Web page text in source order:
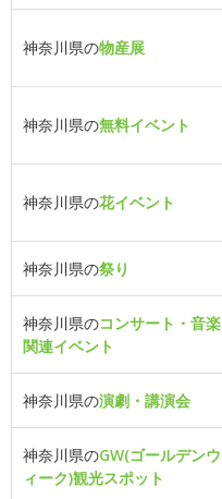
神奈川県の物産展
神奈川県の無料イベント
神奈川県の花イベント
神奈川県の祭り
神奈川県のコンサート・音楽
関連イベント
神奈川県の演劇・講演会
神奈川県のGW(ゴールデンウ
ィーク)観光スポット